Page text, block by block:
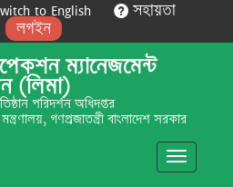
to English
সহায়তা
লগইন
ম্যানেজমেন্ট
(লিমা)
পরিদর্শন অধিদপ্তর
গণপ্রজাতন্ত্রী বাংলাদেশ সরকার
Toggle